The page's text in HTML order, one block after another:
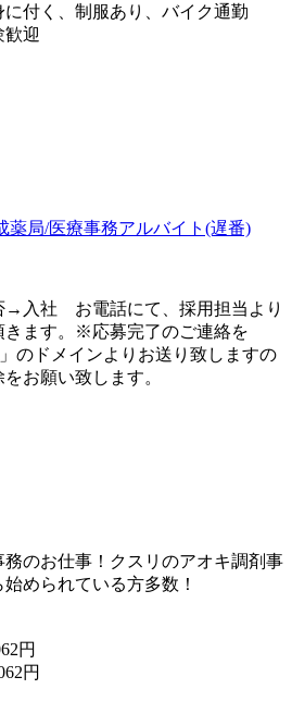
付く、制服あり、バイク通勤
迎
薬局/医療事務アルバイト(遅番)
入社 お電話にて、採用担当より
きます。※応募完了のご連絡を
」のドメインよりお送り致しますの
お願い致します。
のお仕事！クスリのアオキ調剤事
められている方多数！
円
円